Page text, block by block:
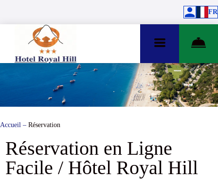
FR
Accueil – Réservation
Réservation en Ligne
Facile / Hôtel Royal Hill